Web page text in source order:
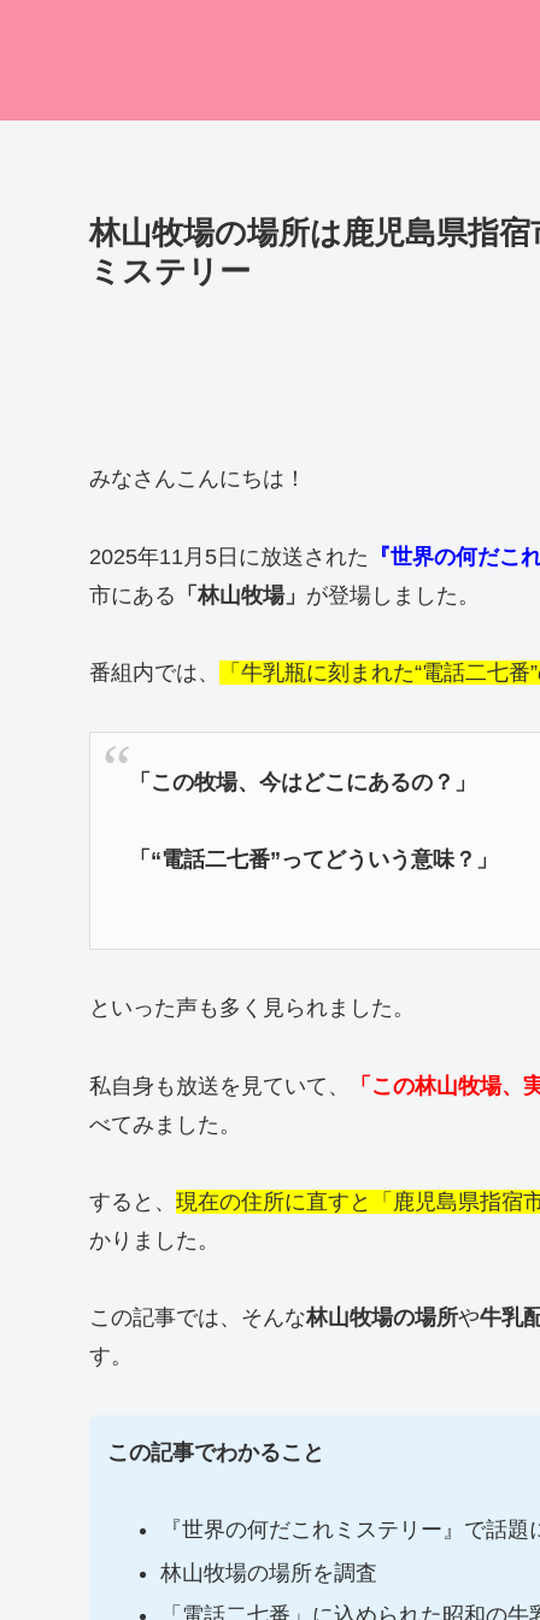
林山牧場の場所は鹿児島県指
ミステリー
みなさんこんにちは！
2025年11月5日に放送された 『世界の何だこ
市にある 「林山牧場」 が登場しました。
番組内では、 「牛乳瓶に刻まれた“電話二七番
「この牧場、今はどこにあるの？」
「“電話二七番”ってどういう意味？」
といった声も多く見られました。
私自身も放送を見ていて、
「この林山牧場、
べてみました。
すると、 現在の住所に直すと「鹿児島県指宿
かりました。
この記事では、そんな林山牧場の場所や牛乳
す。
この記事でわかること
『世界の何だこれミステリー』で話
林山牧場の場所を調査